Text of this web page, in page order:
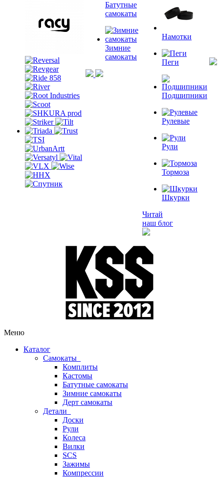
Батутные
самокаты
Зимние
самокаты
Намотки
Пеги
Подшипники
Рулевые
Рули
Тормоза
Шкурки
Читай
наш блог
Меню
Каталог
Самокаты
Комплиты
Кастомы
Батутные самокаты
Зимние самокаты
Дерт самокаты
Детали
Доски
Рули
Колеса
Вилки
SCS
Зажимы
Компрессии